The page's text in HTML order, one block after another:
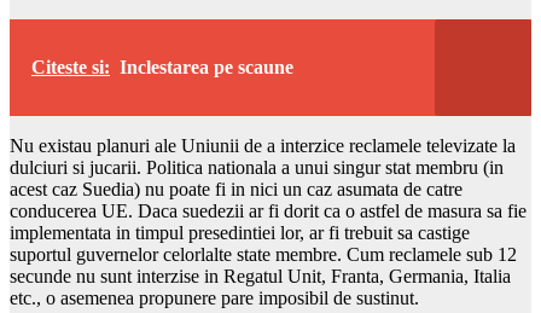
Citeste si: Inclestarea pe scaune
Nu existau planuri ale Uniunii de a interzice reclamele televizate la
dulciuri si jucarii. Politica nationala a unui singur stat membru (in
acest caz Suedia) nu poate fi in nici un caz asumata de catre
conducerea UE. Daca suedezii ar fi dorit ca o astfel de masura sa fie
implementata in timpul presedintiei lor, ar fi trebuit sa castige
suportul guvernelor celorlalte state membre. Cum reclamele sub 12
secunde nu sunt interzise in Regatul Unit, Franta, Germania, Italia
etc., o asemenea propunere pare imposibil de sustinut.